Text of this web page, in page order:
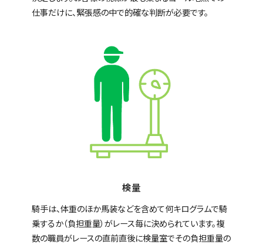
仕事だけに、緊張感の中で的確な判断が必要です。
検量
騎手は、体重のほか馬装などを含めて何キログラムで騎
乗するか（負担重量）がレース毎に決められています。複
数の職員がレースの直前直後に検量室でその負担重量の